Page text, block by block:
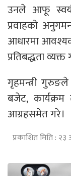
उनले आफू स्वयं
प्रवाहको
आधारमा
प्रतिबद्धता व्यक्त
गृहमन्त्री गुरुङले
बजेट, कार्यक्रम
आग्रहसमेत गरे।
प्रकाशित मिति :